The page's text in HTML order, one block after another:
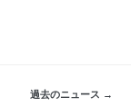
過去のニュース →